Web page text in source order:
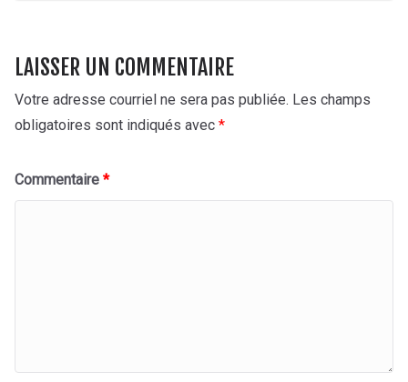
LAISSER UN COMMENTAIRE
Votre adresse courriel ne sera pas publiée. Les champs
obligatoires sont indiqués avec *
Commentaire *